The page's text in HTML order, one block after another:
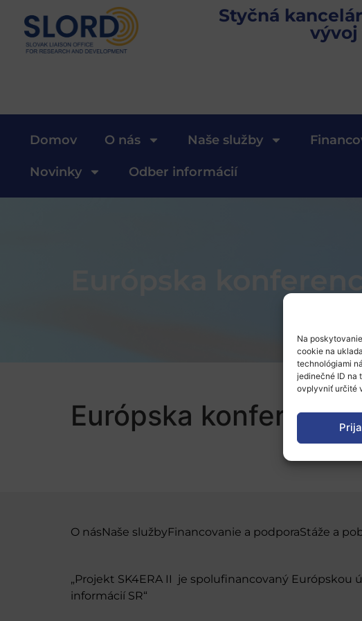
Na
cookie na
technológiami
jedinečné ID na
ovplyvniť určité
Styčná
vývoj
Domov O nás Naše služby
Novinky Odber informácií
Európska
Európska
O násNaše službyFinancovanie a podporaStáže a
„Projekt SK4ERA II je spolufinancovaný
informácií SR“